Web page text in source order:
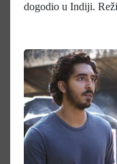
dogodio u Indiji.